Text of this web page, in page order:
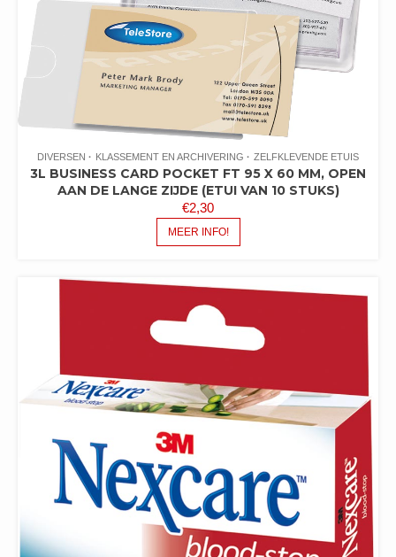
DIVERSEN KLASSEMENT EN ARCHIVERING ZELFKLEVENDE ETUIS
3L BUSINESS CARD POCKET FT 95 X 60 MM, OPEN
AAN DE LANGE ZIJDE (ETUI VAN 10 STUKS)
€2,30
MEER INFO!